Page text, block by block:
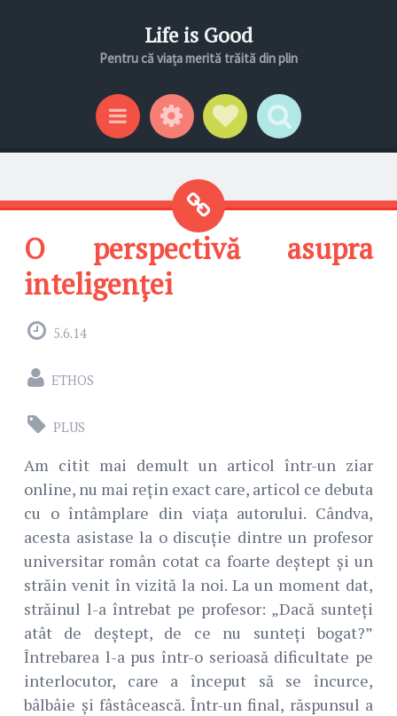
Life is Good
Pentru că viața merită trăită din plin
CategoriiGadgeturiProfil social
Search
O perspectivă asupra
inteligenței
5.6.14
ETHOS
PLUS
Am citit mai demult un articol într-un ziar
online, nu mai rețin exact care, articol ce debuta
cu o întâmplare din viața autorului. Cândva,
acesta asistase la o discuție dintre un profesor
universitar român cotat ca foarte deștept și un
străin venit în vizită la noi. La un moment dat,
străinul l-a întrebat pe profesor: „Dacă sunteți
atât de deștept, de ce nu sunteți bogat?”
Întrebarea l-a pus într-o serioasă dificultate pe
interlocutor, care a început să se încurce,
bâlbâie și fâstâcească. Într-un final, răspunsul a